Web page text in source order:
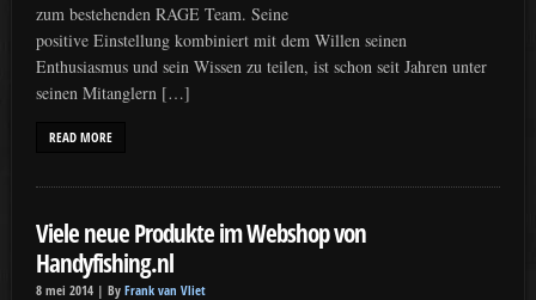
zum bestehenden RAGE Team. Seine
positive Einstellung kombiniert mit dem Willen seinen
Enthusiasmus und sein Wissen zu teilen, ist schon seit Jahren unter
seinen Mitanglern […]
READ MORE
Viele neue Produkte im Webshop von
Handyfishing.nl
8 mei 2014 | By Frank van Vliet